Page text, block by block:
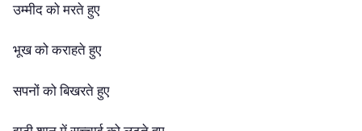
उम्मीद को मरते हुए
भूख को कराहते हुए
सपनों को बिखरते हुए